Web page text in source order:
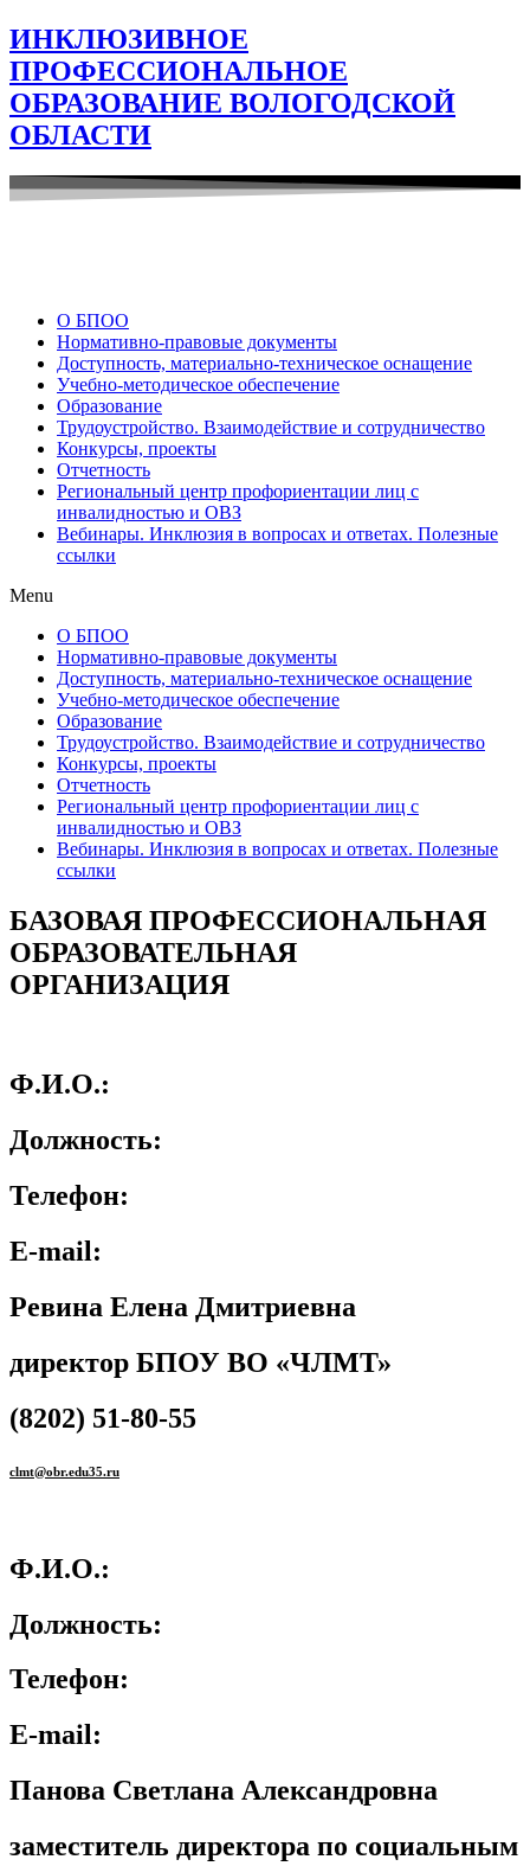
ИНКЛЮЗИВНОЕ
ПРОФЕССИОНАЛЬНОЕ
ОБРАЗОВАНИЕ ВОЛОГОДСКОЙ
ОБЛАСТИ
О БПОО
Нормативно-правовые документы
Доступность, материально-техническое оснащение
Учебно-методическое обеспечение
Образование
Трудоустройство. Взаимодействие и сотрудничество
Конкурсы, проекты
Отчетность
Региональный центр профориентации лиц с
инвалидностью и ОВЗ
Вебинары. Инклюзия в вопросах и ответах. Полезные
ссылки
Menu
О БПОО
Нормативно-правовые документы
Доступность, материально-техническое оснащение
Учебно-методическое обеспечение
Образование
Трудоустройство. Взаимодействие и сотрудничество
Конкурсы, проекты
Отчетность
Региональный центр профориентации лиц с
инвалидностью и ОВЗ
Вебинары. Инклюзия в вопросах и ответах. Полезные
ссылки
БАЗОВАЯ ПРОФЕССИОНАЛЬНАЯ
ОБРАЗОВАТЕЛЬНАЯ
ОРГАНИЗАЦИЯ
Ф.И.О.:
Должность:
Телефон:
E-mail:
Ревина Елена Дмитриевна
директор БПОУ ВО «ЧЛМТ»
(8202) 51-80-55
clmt@obr.edu35.ru
Ф.И.О.:
Должность:
Телефон:
E-mail:
Панова Светлана Александровна
заместитель директора по социальным